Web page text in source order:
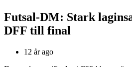
Futsal-DM: Stark
DFF till final
12 år ago